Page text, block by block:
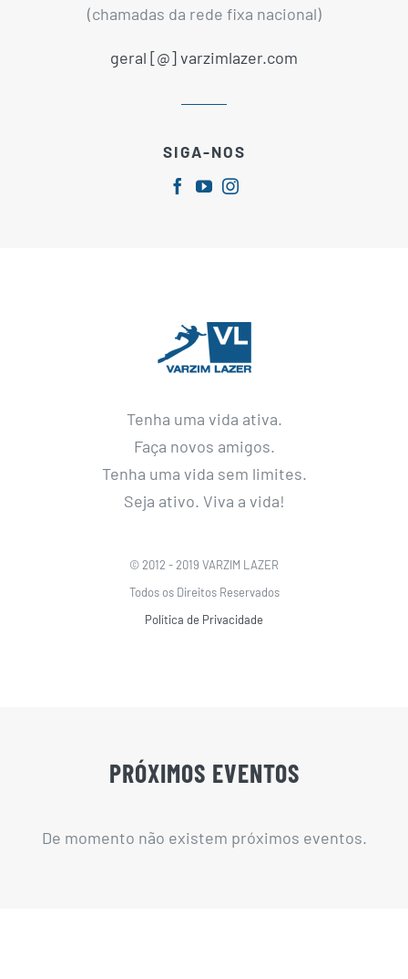
(chamadas da rede fixa nacional)
geral [@] varzimlazer.com
SIGA-NOS
Tenha uma vida ativa.
Faça novos amigos.
Tenha uma vida sem limites.
Seja ativo. Viva a vida!
© 2012 - 2019 VARZIM LAZER
Todos os Direitos Reservados
Política de Privacidade
PRÓXIMOS EVENTOS
De momento não existem próximos eventos.